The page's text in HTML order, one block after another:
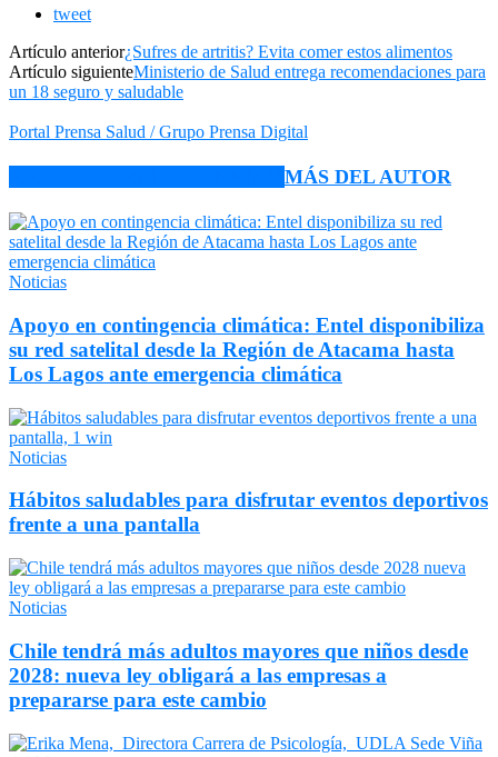
tweet
Artículo anterior¿Sufres de artritis? Evita comer estos alimentos
Artículo siguienteMinisterio de Salud entrega recomendaciones para
un 18 seguro y saludable
Portal Prensa Salud / Grupo Prensa Digital
MÁS DEL AUTOR
Noticias
Apoyo en contingencia climática: Entel disponibiliza
su red satelital desde la Región de Atacama hasta
Los Lagos ante emergencia climática
Noticias
Hábitos saludables para disfrutar eventos deportivos
frente a una pantalla
Noticias
Chile tendrá más adultos mayores que niños desde
2028: nueva ley obligará a las empresas a
prepararse para este cambio